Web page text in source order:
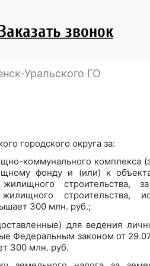
звонок
Уральского ГО
городского округа за:
коммунального комплекса
фонду и (или) к
строительства,
строительства,
300 млн. руб.;
для ведения
Федеральным законом от
300 млн. руб.